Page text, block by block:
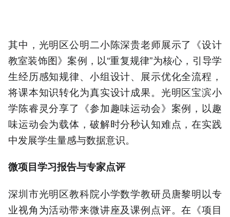
其中，光明区公明二小陈深贵老师展示了《设计
教室装饰图》案例，以“重复规律”为核心，引导学
生经历感知规律、小组设计、展示优化全流程，
将课本知识转化为真实设计成果。光明区宝滨小
学陈睿灵分享了《参加趣味运动会》案例，以趣
味运动会为载体，破解时分秒认知难点，在实践
中发展学生量感与数据意识。
微项目学习报告与专家点评
深圳市光明区教科院小学数学教研员唐黎明以专
业视角为活动带来微讲座及课例点评。在《项目